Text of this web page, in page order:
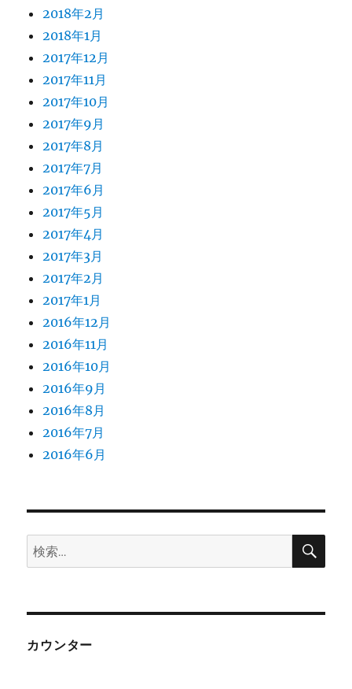
2018年2月
2018年1月
2017年12月
2017年11月
2017年10月
2017年9月
2017年8月
2017年7月
2017年6月
2017年5月
2017年4月
2017年3月
2017年2月
2017年1月
2016年12月
2016年11月
2016年10月
2016年9月
2016年8月
2016年7月
2016年6月
検
索:
検
カウンター